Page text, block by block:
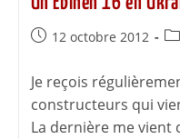
12 octobre 2012
Je reçois
constructeurs qui
La dernière me vient